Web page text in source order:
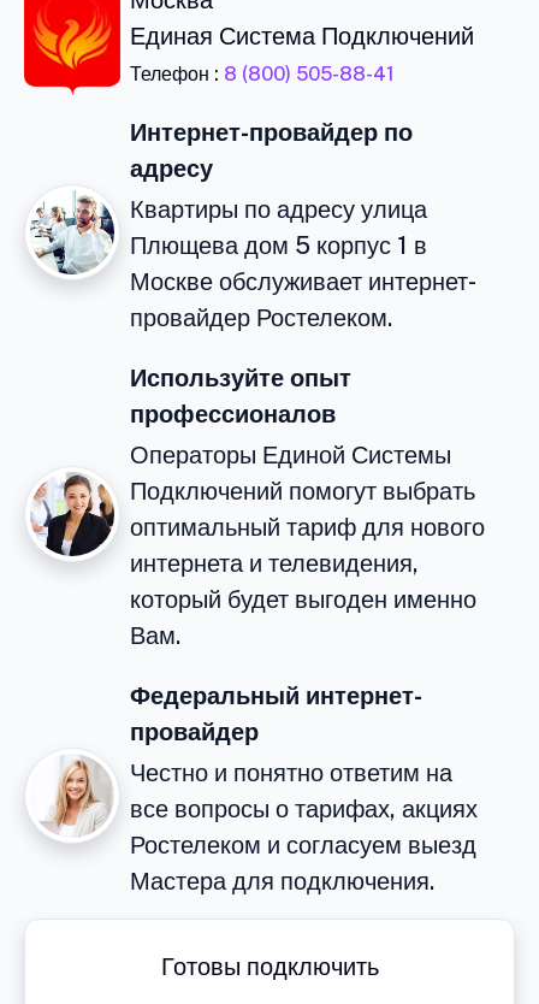
Единая Система Подключений
Телефон : 8 (800) 505-88-41
Интернет-провайдер по
адресу
Квартиры по адресу улица
Плющева дом 5 корпус 1 в
Москве обслуживает интернет-
провайдер Ростелеком.
Используйте опыт
профессионалов
Операторы Единой Системы
Подключений помогут выбрать
оптимальный тариф для нового
интернета и телевидения,
который будет выгоден именно
Вам.
Федеральный интернет-
провайдер
Честно и понятно ответим на
все вопросы о тарифах, акциях
Ростелеком и согласуем выезд
Мастера для подключения.
Готовы подключить